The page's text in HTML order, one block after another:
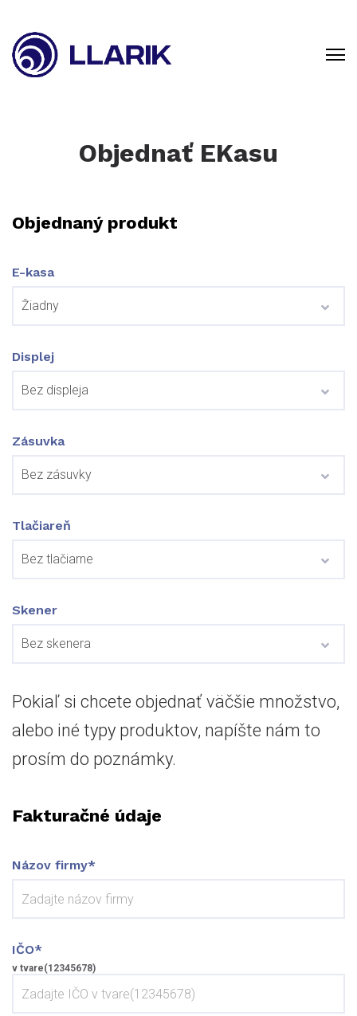
Objednať EKasu
Objednaný produkt
E-kasa
Displej
Zásuvka
Tlačiareň
Skener
Pokiaľ si chcete objednať väčšie množstvo,
alebo iné typy produktov, napíšte nám to
prosím do poznámky.
Fakturačné údaje
Názov firmy*
IČO*
v tvare(12345678)